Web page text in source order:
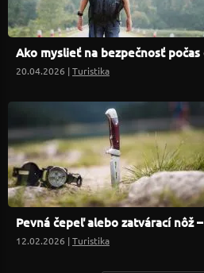
Ako myslieť na bezpečnosť počas
20.04.2026 |Turistika
Pevná čepeľ alebo zatvárací nôž
12.02.2026 |Turistika